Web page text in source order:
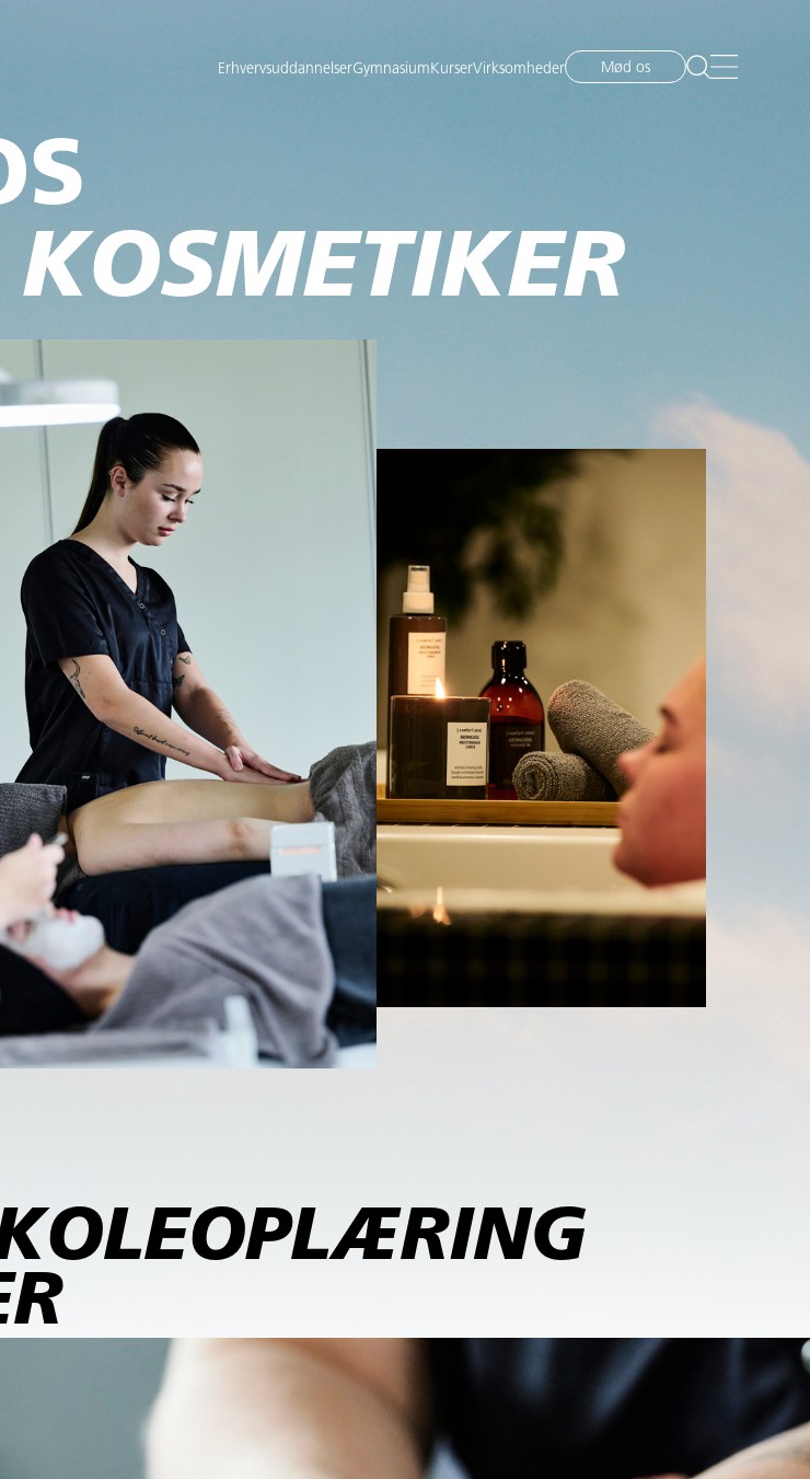
ErhvervsuddannelserGymnasium KurserVirksomheder Mød os